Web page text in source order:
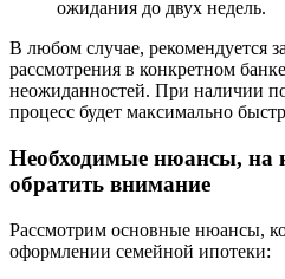
ожидания до двух недель.
В любом случае, рекомендуется
рассмотрения в конкретном
неожиданностей. При наличии
процесс будет максимально
Необходимые нюансы, на
обратить внимание
Рассмотрим основные нюансы,
оформлении семейной ипотеки: